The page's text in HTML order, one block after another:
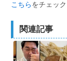
こちらをチェック
関連記事